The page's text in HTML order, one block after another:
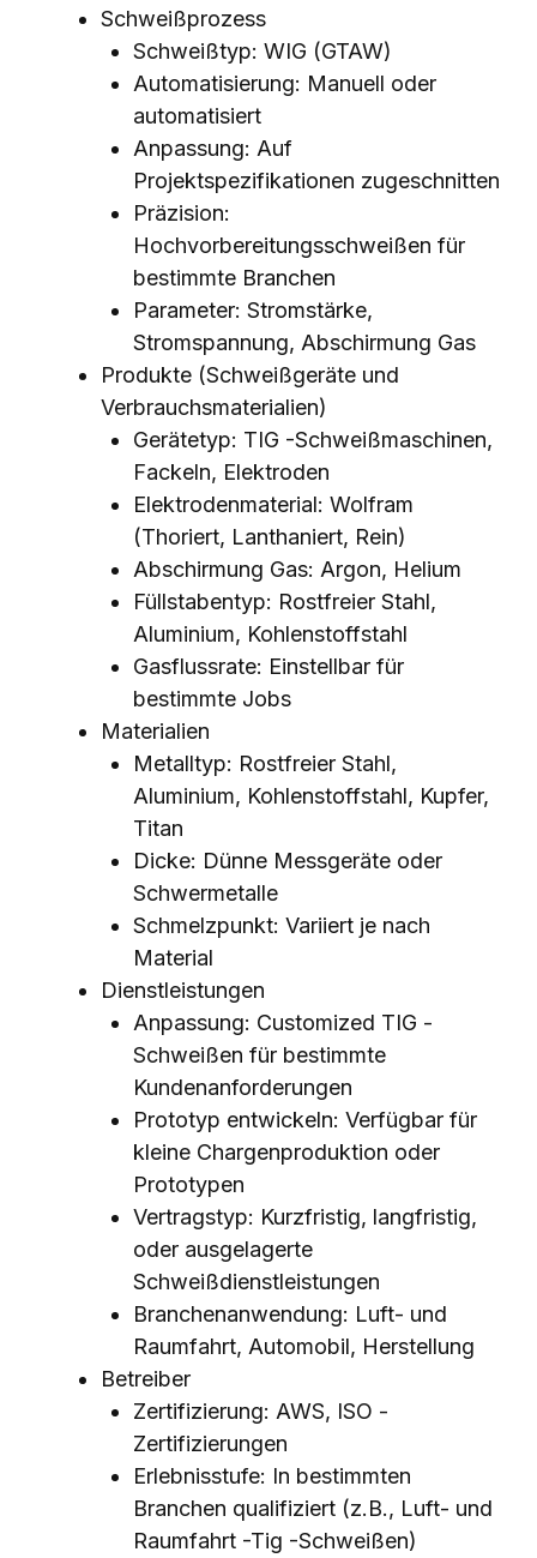
Schweißprozess
Schweißtyp: WIG (GTAW)
Automatisierung: Manuell oder
automatisiert
Anpassung: Auf
Projektspezifikationen zugeschnitten
Präzision:
Hochvorbereitungsschweißen für
bestimmte Branchen
Parameter: Stromstärke,
Stromspannung, Abschirmung Gas
Produkte (Schweißgeräte und
Verbrauchsmaterialien)
Gerätetyp: TIG -Schweißmaschinen,
Fackeln, Elektroden
Elektrodenmaterial: Wolfram
(Thoriert, Lanthaniert, Rein)
Abschirmung Gas: Argon, Helium
Füllstabentyp: Rostfreier Stahl,
Aluminium, Kohlenstoffstahl
Gasflussrate: Einstellbar für
bestimmte Jobs
Materialien
Metalltyp: Rostfreier Stahl,
Aluminium, Kohlenstoffstahl, Kupfer,
Titan
Dicke: Dünne Messgeräte oder
Schwermetalle
Schmelzpunkt: Variiert je nach
Material
Dienstleistungen
Anpassung: Customized TIG -
Schweißen für bestimmte
Kundenanforderungen
Prototyp entwickeln: Verfügbar für
kleine Chargenproduktion oder
Prototypen
Vertragstyp: Kurzfristig, langfristig,
oder ausgelagerte
Schweißdienstleistungen
Branchenanwendung: Luft- und
Raumfahrt, Automobil, Herstellung
Betreiber
Zertifizierung: AWS, ISO -
Zertifizierungen
Erlebnisstufe: In bestimmten
Branchen qualifiziert (z.B., Luft- und
Raumfahrt -Tig -Schweißen)